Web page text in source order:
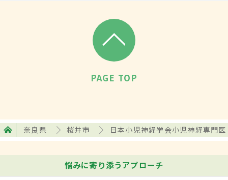
PAGE TOP
奈良県 桜井市 日本小児神経学会小児神経専門医
悩みに寄り添うアプローチ